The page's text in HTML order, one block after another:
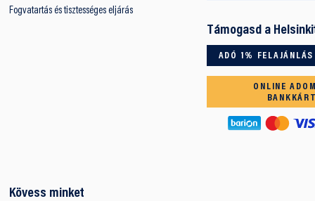
Fogvatartás és tisztességes eljárás
Támogasd a
ADÓ 1% FELAJÁNLÁS
ONLINE
Kövess minket